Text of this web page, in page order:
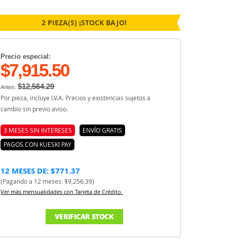
2 PIEZA(S) ¡STOCK BAJO!
Precio especial:
$7,915.50
Antes:$12,564.29
Por pieza, incluye I.V.A. Precios y existencias sujetos a
cambio sin previo aviso.
3 MESES SIN INTERESES
ENVÍO GRATIS
PAGOS CON KUESKI PAY
12 MESES DE: $771.37
(Pagando a 12 meses: $9,256.39)
Ver más mensualidades con Tarjeta de Crédito.
VERIFICAR STOCK